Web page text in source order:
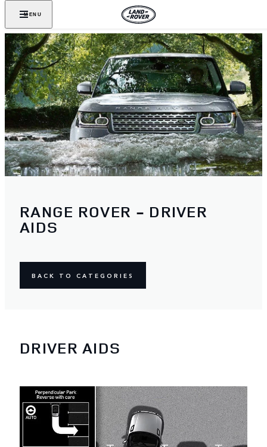
MENU
RANGE ROVER - DRIVER
AIDS
BACK TO CATEGORIES
DRIVER AIDS